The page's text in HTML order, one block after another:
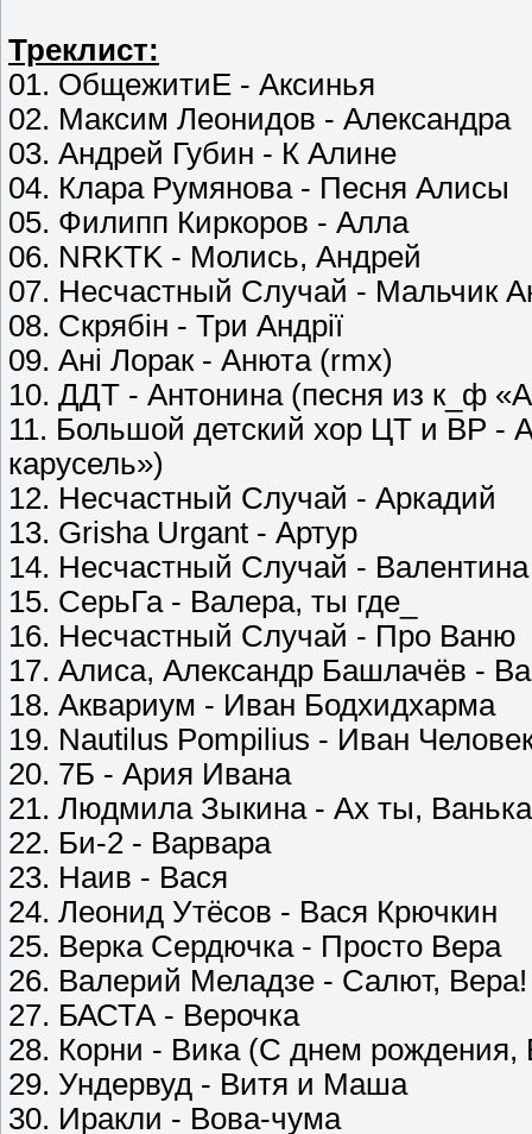
Треклист:
01. ОбщежитиЕ - Аксинья
02. Максим Леонидов - Александра
03. Андрей Губин - К Алине
04. Клара Румянова - Песня Алисы
05. Филипп Киркоров - Алла
06. NRKTK - Молись, Андрей
07. Несчастный Случай - Мальчик
08. Скрябін - Три Андрії
09. Ані Лорак - Анюта (rmx)
10. ДДТ - Антонина (песня из к_ф
11. Большой детский хор ЦТ и ВР -
карусель»)
12. Несчастный Случай - Аркадий
13. Grisha Urgant - Артур
14. Несчастный Случай - Валентина
15. СерьГа - Валера, ты где_
16. Несчастный Случай - Про Ваню
17. Алиса, Александр Башлачёв -
18. Аквариум - Иван Бодхидхарма
19. Nautilus Pompilius - Иван
20. 7Б - Ария Ивана
21. Людмила Зыкина - Ах ты, Ванька
22. Би-2 - Варвара
23. Наив - Вася
24. Леонид Утёсов - Вася Крючкин
25. Верка Сердючка - Просто Вера
26. Валерий Меладзе - Салют, Вера!
27. БАСТА - Верочка
28. Корни - Вика (С днем рождения,
29. Ундервуд - Витя и Маша
30. Иракли - Вова-чума